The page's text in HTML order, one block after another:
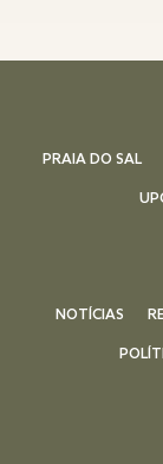
PRAIA DO SAL
NOTÍCIAS